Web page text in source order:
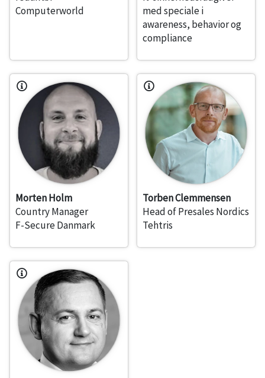
Computerworld
med speciale i
awareness, behavior og
compliance
Morten Holm
Country Manager
F-Secure Danmark
Torben Clemmensen
Head of Presales Nordics
Tehtris